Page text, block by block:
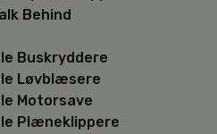
Behind
Buskryddere
Løvblæsere
Motorsave
Plæneklippere